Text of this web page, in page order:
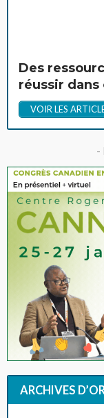
Des
réussir dans
VOIR LES
-
ARCHIVES